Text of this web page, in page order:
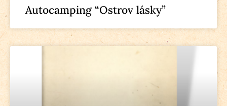
Autocamping “Ostrov lásky”